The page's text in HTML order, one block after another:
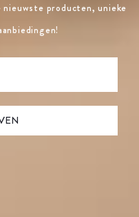
producten, unieke